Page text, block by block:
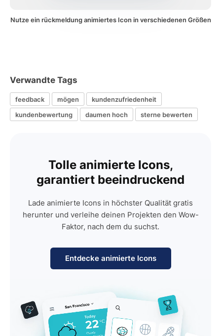
Nutze ein rückmeldung animiertes Icon in verschiedenen Größen
Verwandte Tags
feedback mögen
kundenzufriedenheit
kundenbewertung
daumen hoch sterne bewerten
Tolle animierte Icons,
garantiert beeindruckend
Lade animierte Icons in höchster Qualität gratis
herunter und verleihe deinen Projekten den Wow-
Faktor, nach dem du suchst.
Entdecke animierte Icons